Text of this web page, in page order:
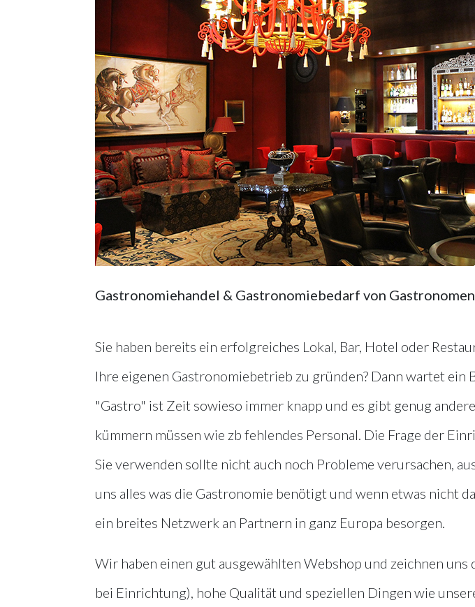
Gastronomiehandel & Gastronomiebedarf von
Sie haben bereits ein erfolgreiches Lokal, Bar, Hotel oder
Ihre eigenen Gastronomiebetrieb zu gründen? Dann wartet ein
"Gastro" ist Zeit sowieso immer knapp und es gibt genug
kümmern müssen wie zb fehlendes Personal. Die Frage der
Sie verwenden sollte nicht auch noch Probleme verursachen,
uns alles was die Gastronomie benötigt und wenn etwas nicht
ein breites Netzwerk an Partnern in ganz Europa besorgen.
Wir haben einen gut ausgewählten Webshop und zeichnen uns
bei Einrichtung), hohe Qualität und speziellen Dingen wie